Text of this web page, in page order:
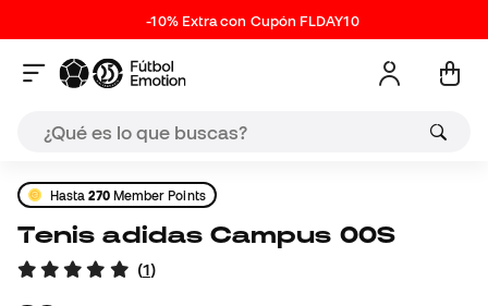
-10% Extra con Cupón FLDAY10
Hasta270Member Points
Tenis adidas Campus 00S
(1)